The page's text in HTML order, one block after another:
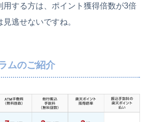
用する方は、ポイント獲得倍数が3倍
逃せないですね。
ムのご紹介